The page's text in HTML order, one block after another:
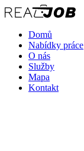
Domů
Nabídky práce
O nás
Služby
Mapa
Kontakt